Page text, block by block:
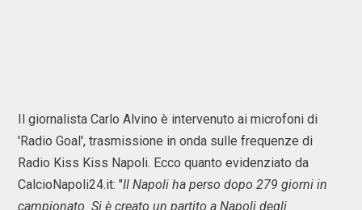
Il giornalista Carlo Alvino è intervenuto ai microfoni di
'Radio Goal', trasmissione in onda sulle frequenze di
Radio Kiss Kiss Napoli. Ecco quanto evidenziato da
CalcioNapoli24.it: "Il Napoli ha perso dopo 279 giorni in
campionato. Si è creato un partito a Napoli degli